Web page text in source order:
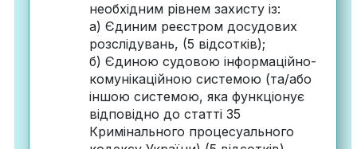
необхідним рівнем захисту із:
а) Єдиним реєстром досудових
розслідувань, (5 відсотків);
б) Єдиною судовою інформаційно-
комунікаційною системою (та/або
іншою системою, яка функціонує
відповідно до статті 35
Кримінального процесуального